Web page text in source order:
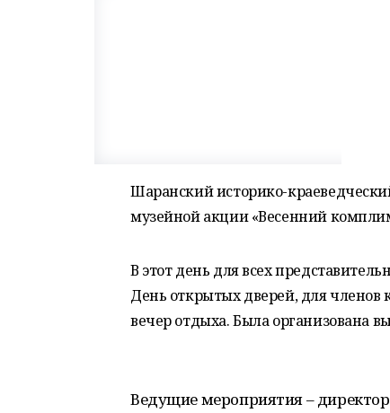
Шаранский историко-
музейной акции «Весенний
В этот день для всех
День открытых дверей, для членов
вечер отдыха. Была организована
Ведущие мероприятия –